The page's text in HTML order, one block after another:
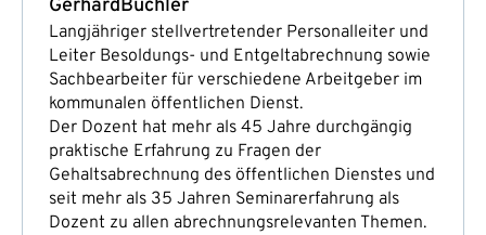
GerhardBüchler
Langjähriger stellvertretender Personalleiter und
Leiter Besoldungs- und Entgeltabrechnung sowie
Sachbearbeiter für verschiedene Arbeitgeber im
kommunalen öffentlichen Dienst.
Der Dozent hat mehr als 45 Jahre durchgängig
praktische Erfahrung zu Fragen der
Gehaltsabrechnung des öffentlichen Dienstes und
seit mehr als 35 Jahren Seminarerfahrung als
Dozent zu allen abrechnungsrelevanten Themen.